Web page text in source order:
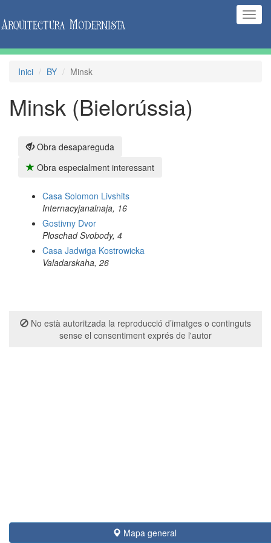
Inici BY Minsk
Minsk (Bielorússia)
Obra desapareguda
Obra especialment interessant
Casa Solomon Livshits
Internacyjanalnaja, 16
Gostivny Dvor
Ploschad Svobody, 4
Casa Jadwiga Kostrowicka
Valadarskaha, 26
Mapa general
No està autoritzada la reproducció d’imatges o continguts
sense el consentiment exprés de l'autor